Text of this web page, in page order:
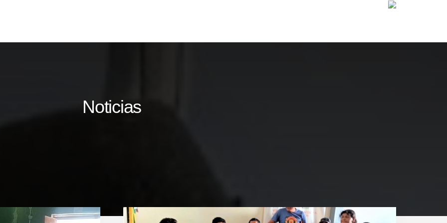
Noticias